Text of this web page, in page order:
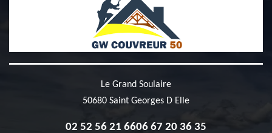
Le Grand Soulaire
50680 Saint Georges D Elle
02 52 56 21 6606 67 20 36 35